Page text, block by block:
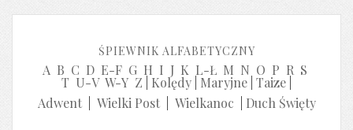
ŚPIEWNIK ALFABETYCZNY
A B C D E-F G H I J K L-Ł M N O P R S
T U-V W-Y Z Kolędy Maryjne Taize
Adwent| Wielki Post| Wielkanoc Duch Święty